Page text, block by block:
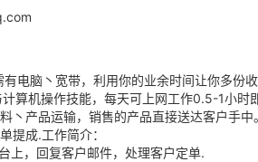
电脑丶宽带，利用你的业余时间让你多份收
算机操作技能，每天可上网工作0.5-1小时
丶产品运输，销售的产品直接送达客户手中。
提成.工作简介：
上，回复客户邮件，处理客户定单.